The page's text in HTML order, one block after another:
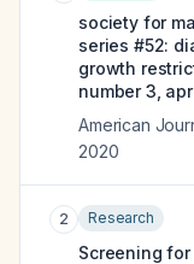
society for
series #52:
growth
number 3,
American
2020
2 Research
Screening